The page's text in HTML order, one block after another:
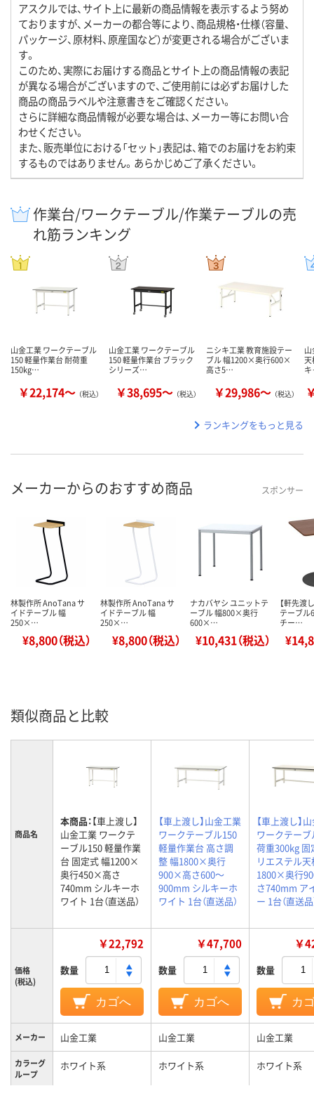
アスクルでは、サイト上に最新の商品情報を表示するよう努め
ておりますが、メーカーの都合等により、商品規格・仕様（容量、
パッケージ、原材料、原産国など）が変更される場合がございま
す。
このため、実際にお届けする商品とサイト上の商品情報の表記
が異なる場合がございますので、ご使用前には必ずお届けした
商品の商品ラベルや注意書きをご確認ください。
さらに詳細な商品情報が必要な場合は、メーカー等にお問い合
わせください。
また、販売単位における「セット」表記は、箱でのお届けをお約束
するものではありません。あらかじめご了承ください。
作業台/ワークテーブル/作業テーブルの売
れ筋ランキング
山金工業 ワークテーブル
150 軽量作業台 耐荷重
150kg…
￥22,174～ （税込）
山金工業 ワークテーブル
150 軽量作業台 ブラック
シリーズ…
￥38,695～ （税込）
ニシキ工業 教育施設テー
ブル 幅1200×奥行600×
高さ5…
￥29,986～ （税込）
天
ランキングをもっと見る
メーカーからのおすすめ商品 スポンサー
林製作所 AnoTana サ
イドテーブル 幅
250×…
¥8,800（税込）
林製作所 AnoTana サ
イドテーブル 幅
250×…
¥8,800（税込）
ナカバヤシ ユニットテ
ーブル 幅800×奥行
600×…
¥10,431（税込）
【軒先渡
テーブル
チー…
類似商品と比較
商品名
本商品：【車上渡し】
山金工業 ワークテ
ーブル150 軽量作業
台 固定式 幅1200×
奥行450×高さ
740mm シルキーホ
ワイト 1台（直送品）
【車上渡し】山金工業
ワークテーブル150
軽量作業台 高さ調
整 幅1800×奥行
900×高さ600～
900mm シルキーホ
ワイト 1台（直送品）
【車上渡し】
ワークテーブ
荷重300kg 固
リエステル天
1800×奥行
さ740mm ア
ー 1台（直送品
価格
(税込)
￥22,792
数量
カゴへ
￥47,700
数量
カゴへ
￥
数量
カ
メーカー 山金工業 山金工業 山金工業
カラーグ
ループ
ホワイト系 ホワイト系 ホワイト系